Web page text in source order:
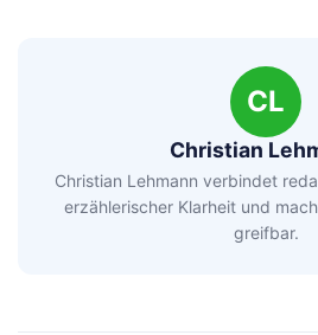
CL
Christian
Christian Lehmann verbindet
erzählerischer Klarheit und
greifbar.